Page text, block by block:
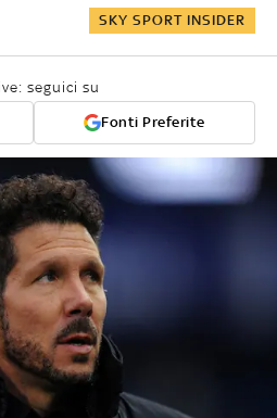
SKY SPORT INSIDER
seguici su
Fonti Preferite